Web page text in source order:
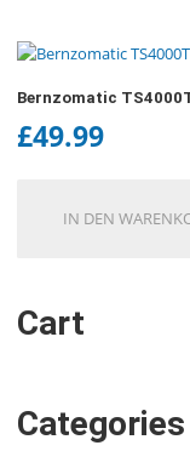
Bernzomatic
£49.99
IN DEN
Cart
Categories